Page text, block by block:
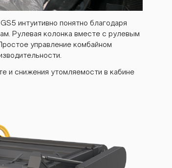
интуитивно понятно благодаря
Рулевая колонка вместе с рулевым
управление комбайном
и снижения утомляемости в кабине